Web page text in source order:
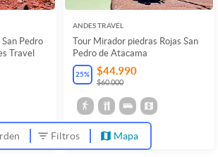
Pedro
Travel
ANDES TRAVEL
Tour Mirador piedras Rojas San
Pedro de Atacama
25% $44.990
$60.000
Vendidos
Filtros Mapa